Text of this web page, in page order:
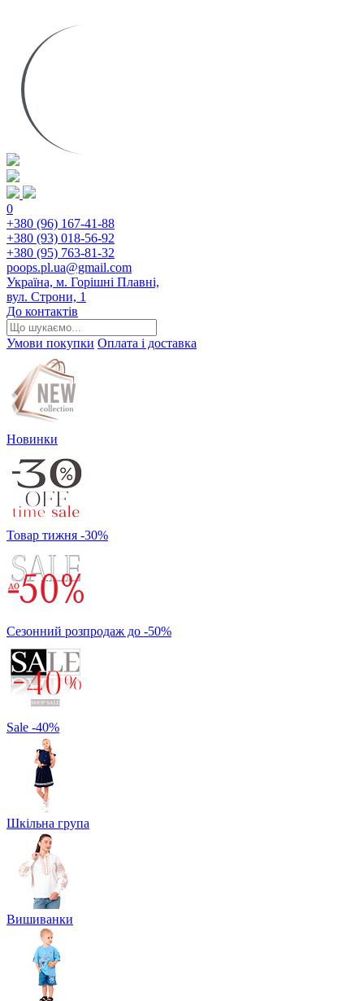
0
+380 (96) 167-41-88
+380 (93) 018-56-92
+380 (95) 763-81-32
poops.pl.ua@gmail.com
Україна, м. Горішні Плавні,
вул. Строни, 1
До контактів
Умови покупки Оплата і доставка
Новинки
Товар тижня -30%
Сезонний розпродаж до -50%
Sale -40%
Шкільна група
Вишиванки